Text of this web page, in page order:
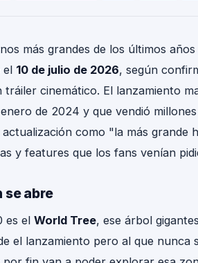
INSIDER GAMING
más grandes de los últimos
el 10 de julio de 2026, según
cinemático. El lanzamiento
de 2024 y que vendió
como "la más grande
y features que los fans venían
se abre
es el World Tree, ese árbol
el lanzamiento pero al que nunca